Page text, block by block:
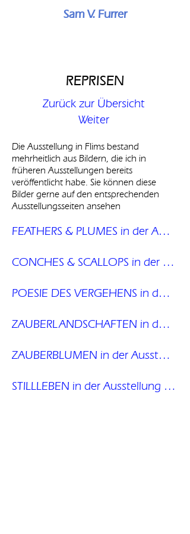
Sam V. Furrer
REPRISEN
Zurück zur Übersicht
Weiter
Die Ausstellung in Flims bestand
mehrheitlich aus Bildern, die ich in
früheren Ausstellungen bereits
veröffentlicht habe. Sie können diese
Bilder gerne auf den entsprechenden
Ausstellungsseiten ansehen
FEATHERS & PLUMES in der Ausstellung INNERE SCHNÖHEIT
CONCHES & SCALLOPS in der Ausstellung INNERE SCHÖNHEIT
POESIE DES VERGEHENS in der Ausstellung SAM & STELIOS
ZAUBERLANDSCHAFTEN in der Ausstellung SAM & STELIOS
ZAUBERBLUMEN in der Ausstellung URSPRUNG, WANDEL, WUNDER
STILLLEBEN in der Ausstellung URSPRUNG, WANDEL, WUNDER